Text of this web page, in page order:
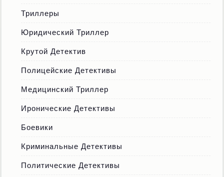
Триллеры
Юридический Триллер
Крутой Детектив
Полицейские Детективы
Медицинский Триллер
Иронические Детективы
Боевики
Криминальные Детективы
Политические Детективы